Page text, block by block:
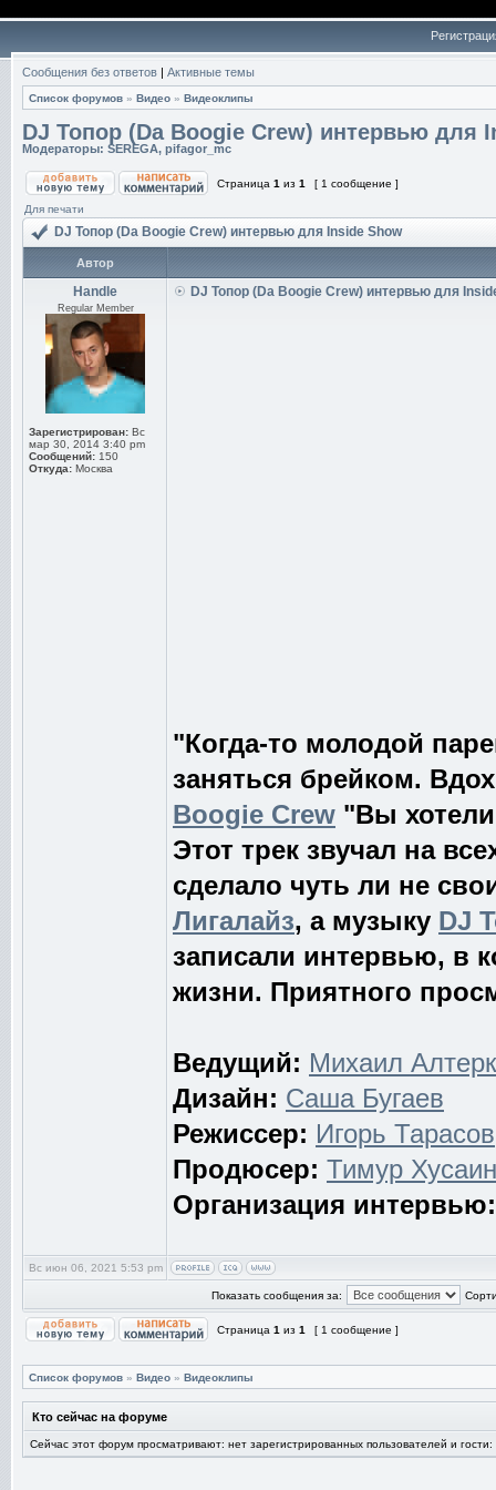
Сообщения без ответов | Активные темы
Список форумов » Видео » Видеоклипы
DJ Топор (Da Boogie Crew) интервью для
Модераторы: SEREGA, pifagor_mc
Страница 1 из 1 [ 1 сообщение ]
Для печати
DJ Топор (Da Boogie Crew) интервью для Inside Show
Автор
Handle
Regular Member
Зарегистрирован: Вс
мар 30, 2014 3:40 pm
Сообщений: 150
Откуда: Москва
DJ Топор (Da Boogie Crew) интервью для
"Когда-то молодой
заняться брейком.
Boogie Crew "Вы
Этот трек звучал на
сделало чуть ли не
Лигалайз, а музыку DJ
записали интервью, в
жизни. Приятного
Ведущий: Михаил
Дизайн: Саша Бугаев
Режиссер: Игорь Тарасов
Продюсер: Тимур
Организация интервью:
Вс июн 06, 2021 5:53 pm
Показать сообщения за:
Страница 1 из 1 [ 1 сообщение ]
Список форумов » Видео » Видеоклипы
Кто сейчас на форуме
Сейчас этот форум просматривают: нет зарегистрированных пользователей и гости: